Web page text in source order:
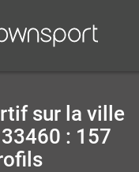
sur la ville
: 157